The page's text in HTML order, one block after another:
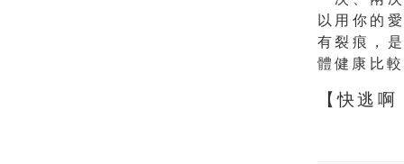
以用你的
有裂痕，
體健康比
【快逃